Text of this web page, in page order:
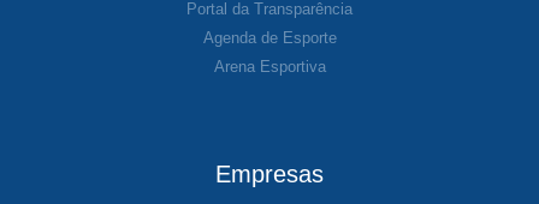
Portal da Transparência
Agenda de Esporte
Arena Esportiva
Empresas